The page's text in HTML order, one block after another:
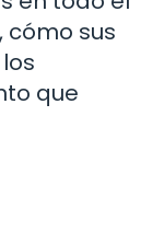
cómo sus
que